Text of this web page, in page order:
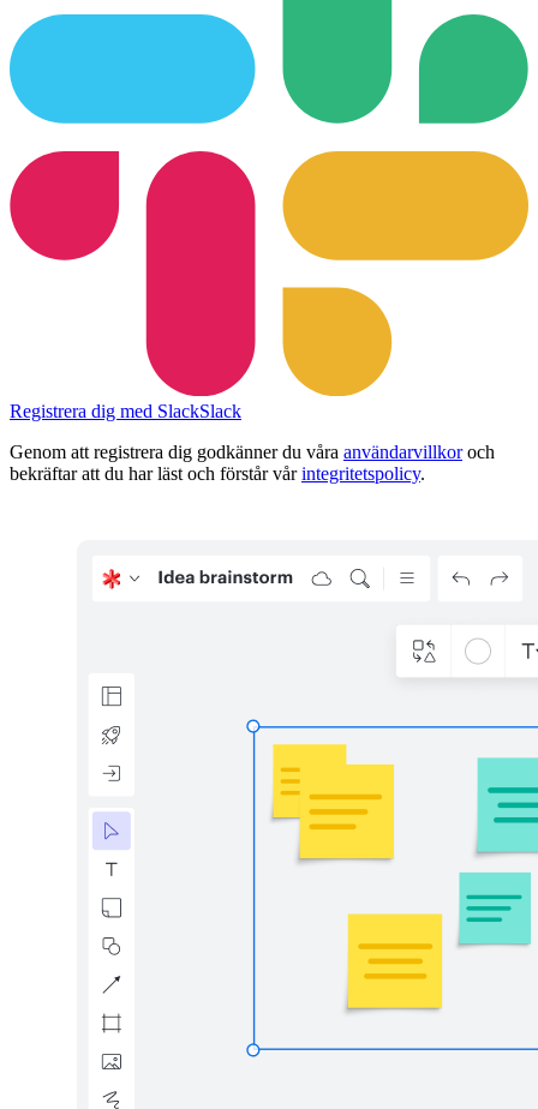
Registrera dig med SlackSlack
Genom att registrera dig godkänner du våra användarvillkoroch
bekräftar att du har läst och förstår vårintegritetspolicy.